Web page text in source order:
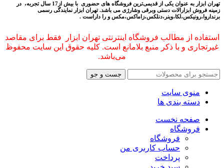
تهران ابزار به عنوان یکی از قدیمی‌ترین فروشگاه های حضوری با بیش از17 سال تجربه، در
زمینه فروش ابزارالات دستی وبرقی وشارژی می باشد.تهران ابزار نمایندگی رسمی
برنداروا،رونیکس،لکا،وینر،دنلکس،زاماکس،مکس و را داراست .
استفاده از مطالب فروشگاه اینترنتی تهران ابزار فقط برای مقاصد
غیرتجاری و با ذکر منبع بلامانع است. کلیه حقوق این سایت محفوظ
می‌باشد.
جست و جو
منوی سایت
دسته بندی ها
صفحه نخست
فروشگاه
فروشگاه
حساب کاربری من
پرداخت